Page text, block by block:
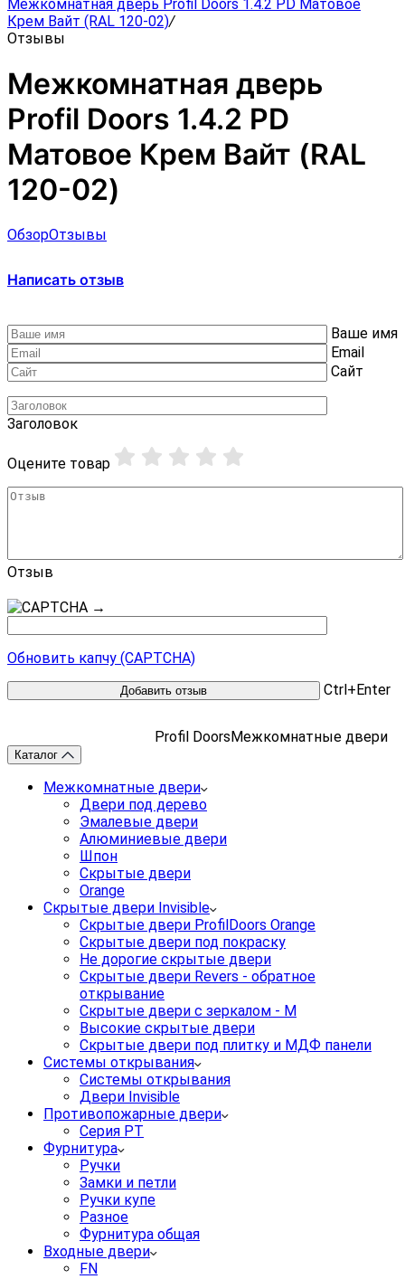
Межкомнатная дверь Profil Doors 1.4.2 PD Матовое
Крем Вайт (RAL 120-02)/
Отзывы
Межкомнатная дверь
Profil Doors 1.4.2 PD
Матовое Крем Вайт (RAL
120-02)
ОбзорОтзывы
Написать отзыв
Ваше имя
Email
Сайт
Заголовок
Оцените товар
Отзыв
→
Обновить капчу (CAPTCHA)
Ctrl+Enter
Profil Doors Межкомнатные двери
Каталог
Межкомнатные двери
Двери под дерево
Эмалевые двери
Алюминиевые двери
Шпон
Скрытые двери
Orange
Скрытые двери Invisible
Скрытые двери ProfilDoors Orange
Скрытые двери под покраску
Не дорогие скрытые двери
Скрытые двери Revers - обратное
открывание
Скрытые двери с зеркалом - M
Высокие скрытые двери
Скрытые двери под плитку и МДФ панели
Системы открывания
Системы открывания
Двери Invisible
Противопожарные двери
Серия PT
Фурнитура
Ручки
Замки и петли
Ручки купе
Разное
Фурнитура общая
Входные двери
FN